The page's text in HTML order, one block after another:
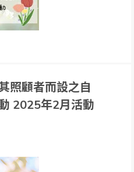
照顧者而設之自
2025年2月活動